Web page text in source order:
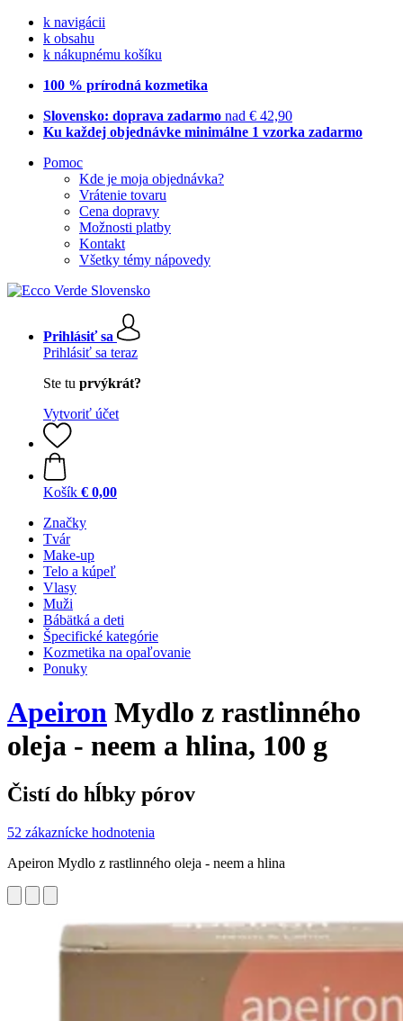
k navigácii
k obsahu
k nákupnému košíku
100 % prírodná kozmetika
Slovensko: doprava zadarmo nad € 42,90
Ku každej objednávke minimálne 1 vzorka zadarmo
Pomoc
Kde je moja objednávka?
Vrátenie tovaru
Cena dopravy
Možnosti platby
Kontakt
Všetky témy nápovedy
Prihlásiť sa
Prihlásiť sa teraz
Ste tu prvýkrát?
Vytvoriť účet
Košík € 0,00
Značky
Tvár
Make-up
Telo a kúpeľ
Vlasy
Muži
Bábätká a deti
Špecifické kategórie
Kozmetika na opaľovanie
Ponuky
Apeiron Mydlo z rastlinného
oleja - neem a hlina, 100 g
Čistí do hĺbky pórov
52 zákaznícke hodnotenia
Apeiron Mydlo z rastlinného oleja - neem a hlina